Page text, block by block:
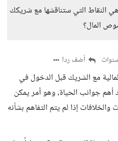
النقاط التي ستناقشها مع شريكك
المال؟
أضف ردا
مع الشريك قبل الدخول في
جوانب الحياة، وهو أمر يمكن
إذا لم يتم التفاهم بشأنه